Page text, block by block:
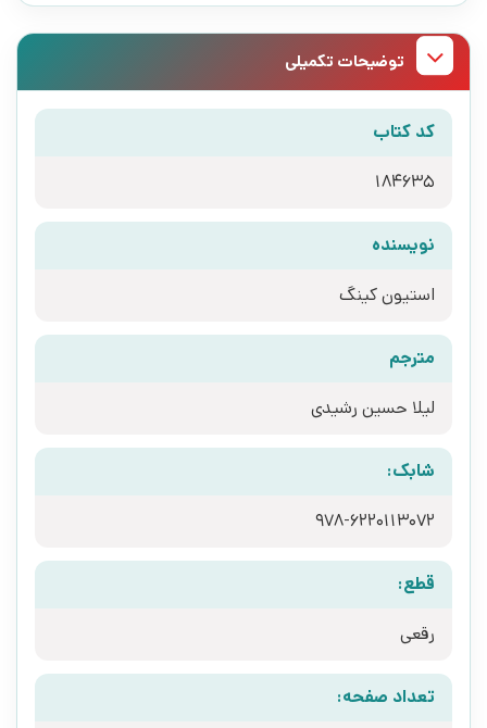
توضیحات تکمیلی
کد کتاب
184635
نویسنده
استیون کینگ
مترجم
لیلا حسین رشیدی
شابک:
قطع:
رقعی
تعداد صفحه: